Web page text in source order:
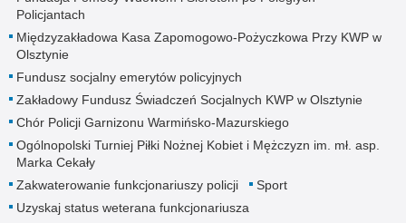
Policjantach
Międzyzakładowa Kasa Zapomogowo-Pożyczkowa Przy KWP w
Olsztynie
Fundusz socjalny emerytów policyjnych
Zakładowy Fundusz Świadczeń Socjalnych KWP w Olsztynie
Chór Policji Garnizonu Warmińsko-Mazurskiego
Ogólnopolski Turniej Piłki Nożnej Kobiet i Mężczyzn im. mł. asp.
Marka Cekały
Zakwaterowanie funkcjonariuszy policji
Sport
Uzyskaj status weterana funkcjonariusza